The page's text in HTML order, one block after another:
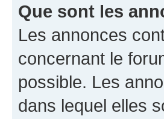
Que sont les
Les annonces
concernant le
possible. Les
dans lequel elles